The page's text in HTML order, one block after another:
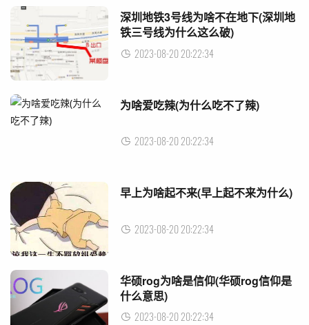
深圳地铁3号线为啥不在地下(深圳地
铁三号线为什么这么破)
2023-08-20 20:22:34
为啥爱吃辣(为什么吃不了辣)
2023-08-20 20:22:34
早上为啥起不来(早上起不来为什么)
2023-08-20 20:22:34
华硕rog为啥是信仰(华硕rog信仰是
什么意思)
2023-08-20 20:22:34